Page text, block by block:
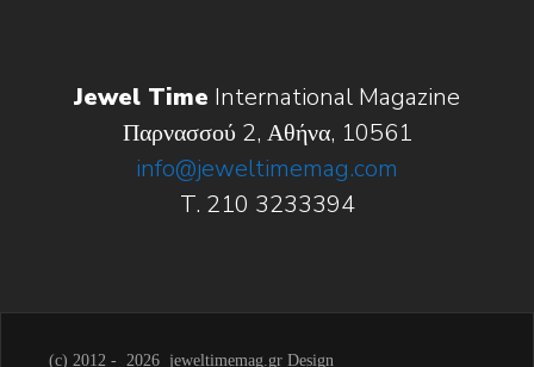
Jewel Time International Magazine
Παρνασσού 2, Αθήνα, 10561
info@jeweltimemag.com
T. 210 3233394
(c) 2012 - 2026 jeweltimemag.gr Design